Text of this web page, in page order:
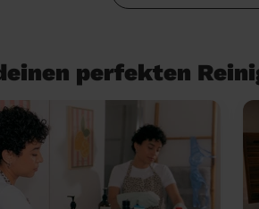
perfekten